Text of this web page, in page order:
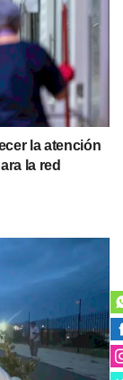
la atención
la red